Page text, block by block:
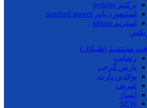
پرکینز perkins
استنفورد پاور stanford power
استریم stream
مستقیم (هلیکال)
رضایت
پارس گرجی
پولادین پارت
شریف
ایلماز
SEW